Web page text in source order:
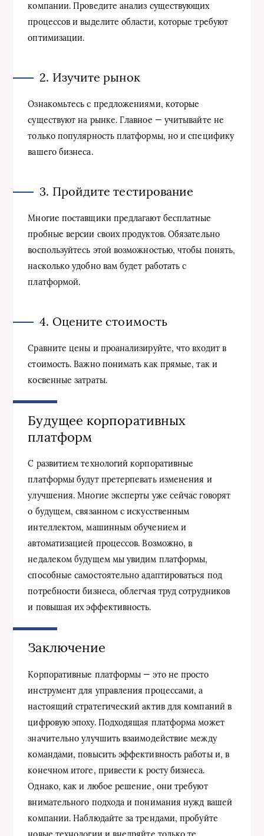
компании. Проведите анализ существующих
процессов и выделите области, которые требуют
оптимизации.
2. Изучите рынок
Ознакомьтесь с предложениями, которые
существуют на рынке. Главное — учитывайте не
только популярность платформы, но и специфику
вашего бизнеса.
3. Пройдите тестирование
Многие поставщики предлагают бесплатные
пробные версии своих продуктов. Обязательно
воспользуйтесь этой возможностью, чтобы понять,
насколько удобно вам будет работать с
платформой.
4. Оцените стоимость
Сравните цены и проанализируйте, что входит в
стоимость. Важно понимать как прямые, так и
косвенные затраты.
Будущее корпоративных
платформ
С развитием технологий корпоративные
платформы будут претерпевать изменения и
улучшения. Многие эксперты уже сейчас говорят
о будущем, связанном с искусственным
интеллектом, машинным обучением и
автоматизацией процессов. Возможно, в
недалеком будущем мы увидим платформы,
способные самостоятельно адаптироваться под
потребности бизнеса, облегчая труд сотрудников
и повышая их эффективность.
Заключение
Корпоративные платформы — это не просто
инструмент для управления процессами, а
настоящий стратегический актив для компаний в
цифровую эпоху. Подходящая платформа может
значительно улучшить взаимодействие между
командами, повысить эффективность работы и, в
конечном итоге, привести к росту бизнеса.
Однако, как и любое решение, они требуют
внимательного подхода и понимания нужд вашей
компании. Наблюдайте за трендами, пробуйте